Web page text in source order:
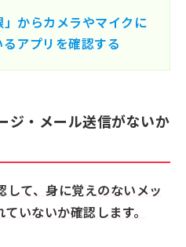
」からカメラやマイクに
アプリを確認する
ジ・メール送信がないか
て、身に覚えのないメッ
いないか確認します。